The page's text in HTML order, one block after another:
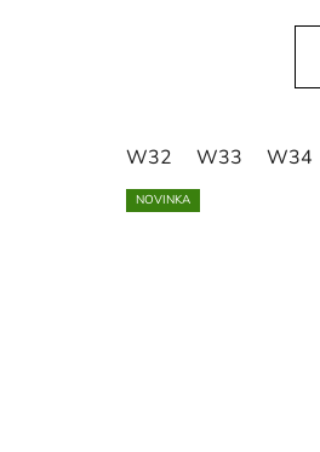
W32 W33 W34
NOVINKA